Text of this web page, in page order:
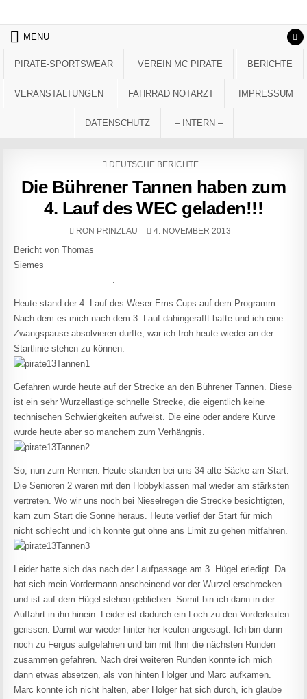
MENU
PIRATE-SPORTSWEAR VEREIN MC PIRATE BERICHTE
VERANSTALTUNGEN FAHRRAD NOTARZT IMPRESSUM
DATENSCHUTZ – INTERN –
POSTED IN
DEUTSCHE BERICHTE
Die Bührener Tannen haben zum
4. Lauf des WEC geladen!!!
AUTHOR:
RON PRINZLAU PUBLISHED DATE:
4. NOVEMBER 2013
Bericht von Thomas
Siemes
.
Heute stand der 4. Lauf des Weser Ems Cups auf dem Programm.
Nach dem es mich nach dem 3. Lauf dahingerafft hatte und ich eine
Zwangspause absolvieren durfte, war ich froh heute wieder an der
Startlinie stehen zu können.
Gefahren wurde heute auf der Strecke an den Bührener Tannen. Diese
ist ein sehr Wurzellastige schnelle Strecke, die eigentlich keine
technischen Schwierigkeiten aufweist. Die eine oder andere Kurve
wurde heute aber so manchem zum Verhängnis.
So, nun zum Rennen. Heute standen bei uns 34 alte Säcke am Start.
Die Senioren 2 waren mit den Hobbyklassen mal wieder am stärksten
vertreten. Wo wir uns noch bei Nieselregen die Strecke besichtigten,
kam zum Start die Sonne heraus. Heute verlief der Start für mich
nicht schlecht und ich konnte gut ohne ans Limit zu gehen mitfahren.
Leider hatte sich das nach der Laufpassage am 3. Hügel erledigt. Da
hat sich mein Vordermann anscheinend vor der Wurzel erschrocken
und ist auf dem Hügel stehen geblieben. Somit bin ich dann in der
Auffahrt in ihn hinein. Leider ist dadurch ein Loch zu den Vorderleuten
gerissen. Damit war wieder hinter her keulen angesagt. Ich bin dann
noch zu Fergus aufgefahren und bin mit Ihm die nächsten Runden
zusammen gefahren. Nach drei weiteren Runden konnte ich mich
dann etwas absetzen, als von hinten Holger und Marc aufkamen.
Marc konnte ich nicht halten, aber Holger hat sich durch, ich glaube